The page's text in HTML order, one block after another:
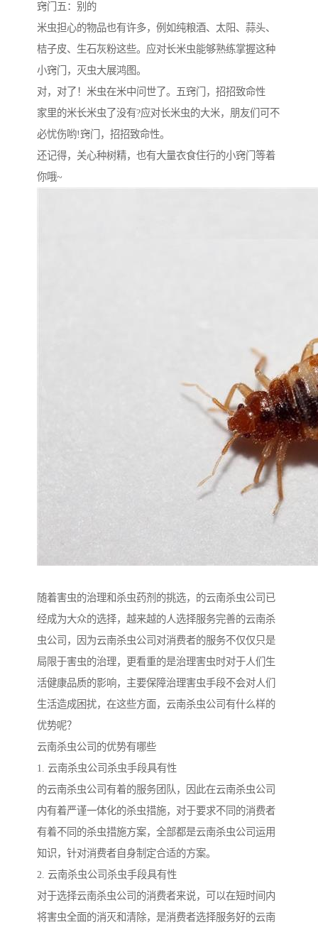
窍门五：别的
米虫担心的物品也有许多，例如纯粮酒、太阳、蒜头、
桔子皮、生石灰粉这些。应对长米虫能够熟练掌握这种
小窍门，灭虫大展鸿图。
对，对了！米虫在米中问世了。五窍门，招招致命性
家里的米长米虫了没有?应对长米虫的大米，朋友们可不
必忧伤哟!窍门，招招致命性。
还记得，关心种树精，也有大量衣食住行的小窍门等着
你哦~
随着害虫的治理和杀虫药剂的挑选，的云南杀虫公司已
经成为大众的选择，越来越的人选择服务完善的云南杀
虫公司，因为云南杀虫公司对消费者的服务不仅仅只是
局限于害虫的治理，更看重的是治理害虫时对于人们生
活健康品质的影响，主要保障治理害虫手段不会对人们
生活造成困扰，在这些方面，云南杀虫公司有什么样的
优势呢？
云南杀虫公司的优势有哪些
1. 云南杀虫公司杀虫手段具有性
的云南杀虫公司有着的服务团队，因此在云南杀虫公司
内有着严谨一体化的杀虫措施，对于要求不同的消费者
有着不同的杀虫措施方案，全部都是云南杀虫公司运用
知识，针对消费者自身制定合适的方案。
2. 云南杀虫公司杀虫手段具有性
对于选择云南杀虫公司的消费者来说，可以在短时间内
将害虫全面的消灭和清除，是消费者选择服务好的云南